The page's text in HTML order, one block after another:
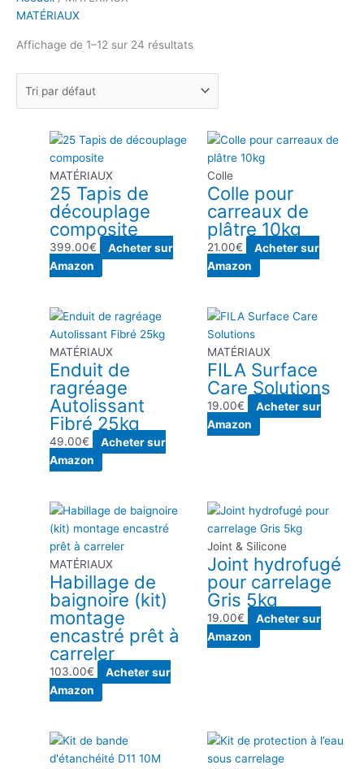
MATÉRIAUX
Affichage de 1–12 sur 24 résultats
MATÉRIAUX
25 Tapis de
découplage
composite
399.00€
Acheter sur
Amazon
Colle
Colle pour
carreaux de
plâtre 10kg
21.00€
Acheter sur
Amazon
MATÉRIAUX
Enduit de
ragréage
Autolissant
Fibré 25kg
49.00€
Acheter sur
Amazon
MATÉRIAUX
FILA Surface
Care Solutions
19.00€
Acheter sur
Amazon
MATÉRIAUX
Habillage de
baignoire (kit)
montage
encastré prêt à
carreler
103.00€
Acheter sur
Amazon
Joint & Silicone
Joint hydrofugé
pour carrelage
Gris 5kg
19.00€
Acheter sur
Amazon